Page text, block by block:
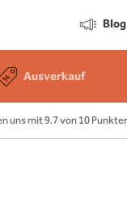
Blog
Ausverkauf
uns mit 9.7 von 10